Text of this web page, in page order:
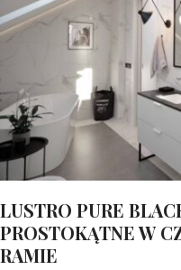
LUSTRO PURE
PROSTOKĄTNE W
RAMIE